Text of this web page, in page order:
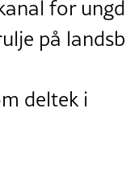
for
på
deltek i